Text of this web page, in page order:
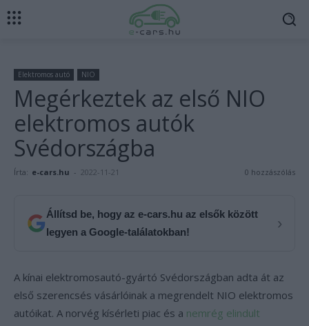
Elektromos autó NIO
Megérkeztek az első NIO
elektromos autók
Svédországba
Írta: e-cars.hu - 2022-11-21 0 hozzászólás
Állítsd be, hogy az e-cars.hu az elsők között
legyen a Google-találatokban!
›
A kínai elektromosautó-gyártó Svédországban adta át az
első szerencsés vásárlóinak a megrendelt NIO elektromos
autóikat. A norvég kísérleti piac és a nemrég elindult